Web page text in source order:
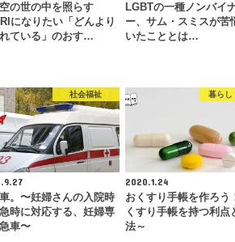
の世の中を照らす
になりたい「どんより
ている」のおす…
LGBTの一種ノンバイ
ー、サム・スミスが苦
いたこととは…
社会福祉
。〜妊婦さんの入院時
時に対応する、妊婦専
車〜
暮らし
2020.1.24
おくすり手帳を作ろう
くすり手帳を持つ利点
法～